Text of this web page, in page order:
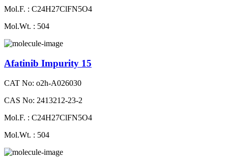
Mol.F. : C24H27ClFN5O4
Mol.Wt. : 504
Afatinib Impurity 15
CAT No: o2h-A026030
CAS No: 2413212-23-2
Mol.F. : C24H27ClFN5O4
Mol.Wt. : 504